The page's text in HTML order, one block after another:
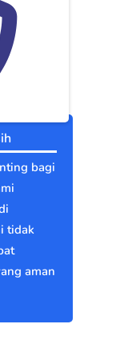
bagi
tidak
aman